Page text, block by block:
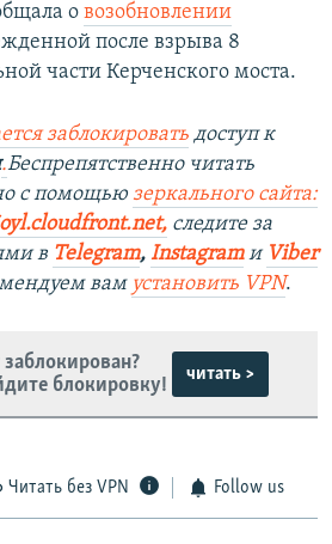
о возобновлении
после взрыва 8
части Керченского моста.
заблокировать доступ к
.Беспрепятственно читать
с помощью зеркального сайта:
следите за
в Telegram, Instagramи Viber
вам установить VPN.
блокировку!
читать >
Читать без VPN Follow us